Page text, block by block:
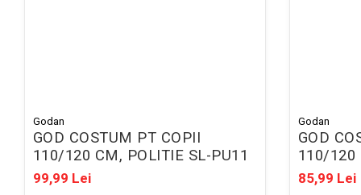
Dosare carton
Dosare extensibile
Dosare suspendabile si
Godan
GOD COSTUM PT COPII
110/120 CM, POLITIE SL-PU11
99,99 Lei
Godan
GOD
110/120
85,99 Lei